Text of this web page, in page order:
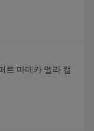
트 마데카 멜라 캡